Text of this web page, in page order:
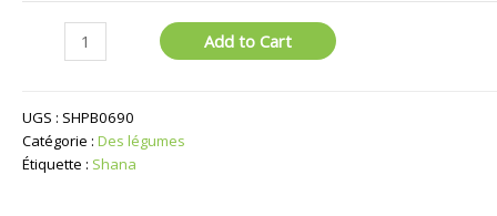
quantité
Pois
Surgelés
Add to Cart
UGS : SHPB0690
Catégorie : Des légumes
Étiquette : Shana